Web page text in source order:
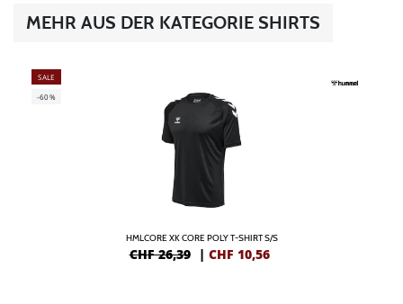
MEHR AUS DER KATEGORIE SHIRTS
SALE
-60%
HMLCORE XK CORE POLY T-SHIRT S/S
CHF 26,39 | CHF 10,56